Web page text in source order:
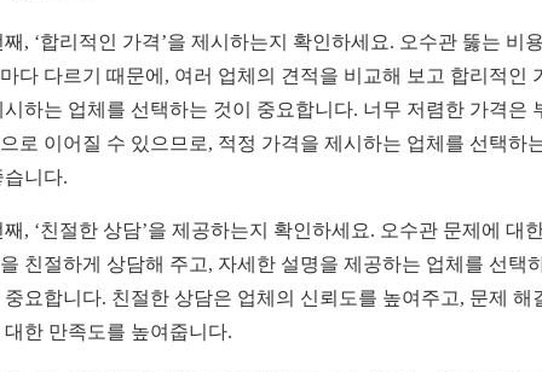
째, ‘합리적인 가격’을 제시하는지 확인하세요. 오수관 뚫는 비
다 다르기 때문에, 여러 업체의 견적을 비교해 보고 합리적인
시하는 업체를 선택하는 것이 중요합니다. 너무 저렴한 가격은
로 이어질 수 있으므로, 적정 가격을 제시하는 업체를 선택하
습니다.
째, ‘친절한 상담’을 제공하는지 확인하세요. 오수관 문제에 대
친절하게 상담해 주고, 자세한 설명을 제공하는 업체를 선택
중요합니다. 친절한 상담은 업체의 신뢰도를 높여주고, 문제 해
대한 만족도를 높여줍니다.